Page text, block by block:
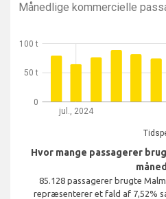
Månedlige kommercielle
jul., 2024
0
50 t
100 t
Hvor mange passagerer
85.128 passagerer brugte
repræsenterer et fald af 7,52%